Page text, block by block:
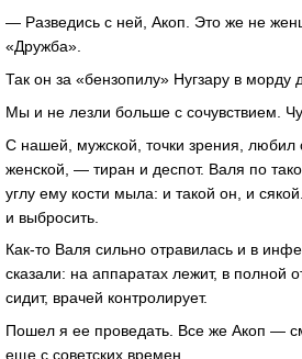
— Разведись с ней, Акоп. Это же не
«Дружба».
Так он за «бензопилу» Нугзару в морду
Мы и не лезли больше с сочувствием.
С нашей, мужской, точки зрения, любил
женской, — тиран и деспот. Валя по
углу ему кости мыла: и такой он, и
и выбросить.
Как-то Валя сильно отравилась и в
сказали: на аппаратах лежит, в полной
сидит, врачей контролирует.
Пошел я ее проведать. Все же Акоп —
еще с советских времен.